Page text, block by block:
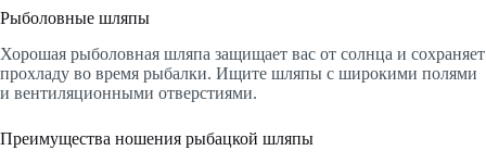
Рыболовные шляпы
Хорошая рыболовная шляпа защищает вас от солнца и сохраняет
прохладу во время рыбалки. Ищите шляпы с широкими полями
и вентиляционными отверстиями.
Преимущества ношения рыбацкой шляпы